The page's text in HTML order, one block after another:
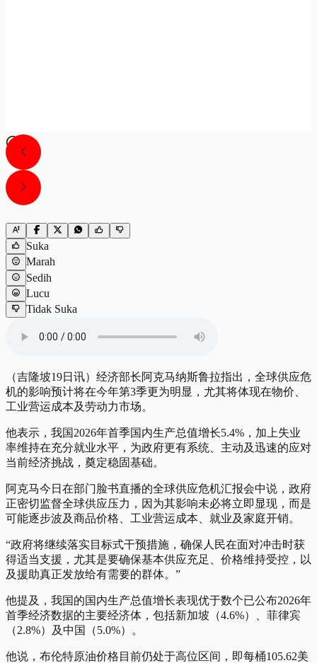
Suka
Marah
Sedih
Lucu
Tidak Suka
（吉隆坡19日讯）经济部长阿克马纳斯鲁拉指出，全球供应危
机的影响预计将在今年第3季更为明显，尤其将体现在物价、
工业营运成本及劳动力市场。
他表示，我国2026年首季国内生产总值增长5.4%，加上失业
率维持在充分就业水平，为政府更有系统、主动及迅速的应对
当前经济挑战，奠定稳固基础。
阿克马今日在部门脸书直播的全球供应危机汇报会中说，政府
正密切监督全球供应压力，因为其影响未必将立即显现，而是
可能逐步波及商品价格、工业营运成本、就业及家庭开销。
“政府将继续落实目标式干预措施，确保人民在面对冲击时获
得适当支援，尤其是要确保基本供应充足、价格维持受控，以
及援助真正发放给有需要的群体。”
他提及，我国的国内生产总值增长表现优于数个已公布2026年
首季经济数据的主要经济体，包括新加坡（4.6%）、菲律宾
（2.8%）及中国（5.0%）。
他说，布伦特原油价格目前仍处于高位区间，即每桶105.62美